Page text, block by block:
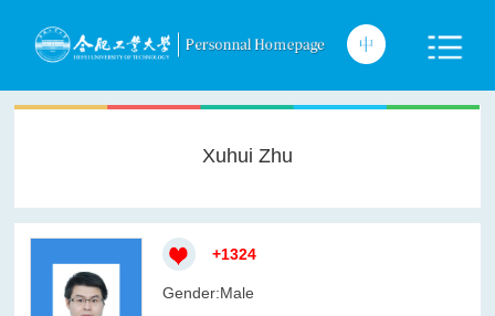
Xuhui Zhu
+1324
Gender:Male